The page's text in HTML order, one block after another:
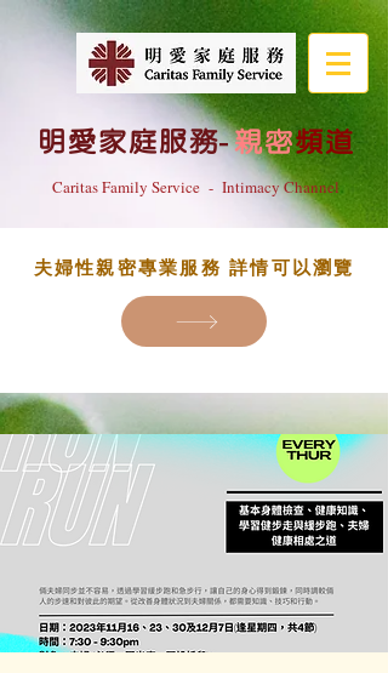
明愛家庭服務-親密頻道
Caritas Family Service - Intimacy Channel
夫婦性親密專業服務 詳情可以瀏覽